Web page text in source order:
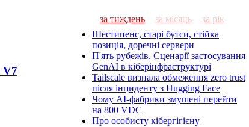
V7
за тиждень за місяць
за рік
Шестипенс, старі бутси, стійка
позиція, доречні сервери
П'ять рубежів. Сценарії застосування
GenAI в кіберінфраструктурі
Tailscale визнала обмеження zero trust
після інциденту з Hugging Face
Чому AI-фабрики змушені перейти
на 800 VDC
Про особисту кібергігієну